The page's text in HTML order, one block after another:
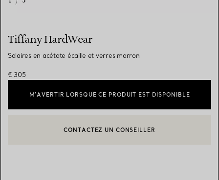
Tiffany HardWear
Solaires en acétate écaille et verres marron
€ 305
M’AVERTIR LORSQUE CE PRODUIT EST DISPONIBLE
CONTACTER UN CONSEILLER CLIENT OU PRENDRE RENDEZ-
CONTACTEZ UN CONSEILLER